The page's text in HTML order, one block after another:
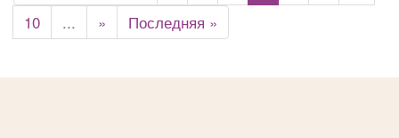
10
... » Последняя »